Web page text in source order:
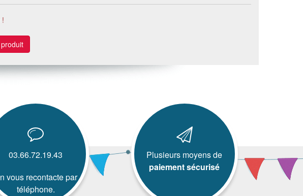
!
03.66.72.19.43
vous recontacte par
téléphone.
Plusieurs moyens de
paiement sécurisé